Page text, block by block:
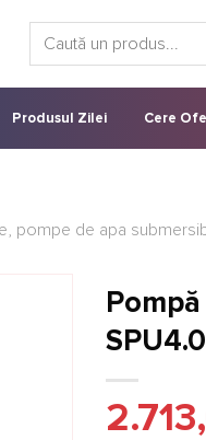
Produsul Zilei Cere
pompe de apa